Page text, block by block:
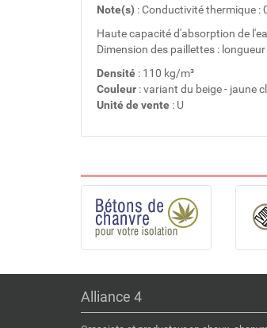
Note(s) : Conductivité thermique :
Haute capacité d'absorption de
Dimension des paillettes :
Densité : 110 kg/m³
Couleur : variant du beige - jaune
Unité de vente : U
Alliance 4